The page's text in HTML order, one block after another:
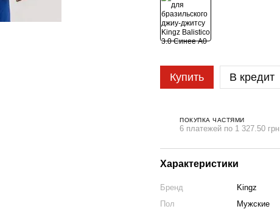
Купить В кредит
ПОКУПКА ЧАСТЯМИ
6 платежей по 1 327.50 грн
Характеристики
Бренд
Kingz
Пол
Мужские